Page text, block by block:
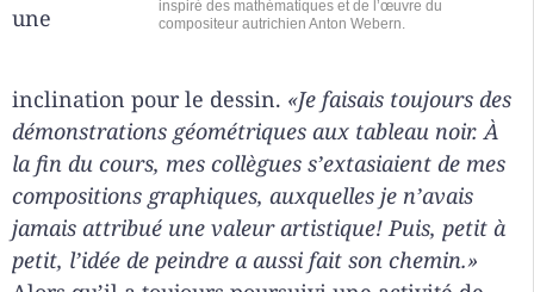
inspiré des mathématiques et de l’œuvre du
compositeur autrichien Anton Webern.
une
inclination pour le dessin. «Je faisais toujours des
démonstrations géométriques aux tableau noir. À
la fin du cours, mes collègues s’extasiaient de mes
compositions graphiques, auxquelles je n’avais
jamais attribué une valeur artistique! Puis, petit à
petit, l’idée de peindre a aussi fait son chemin.»